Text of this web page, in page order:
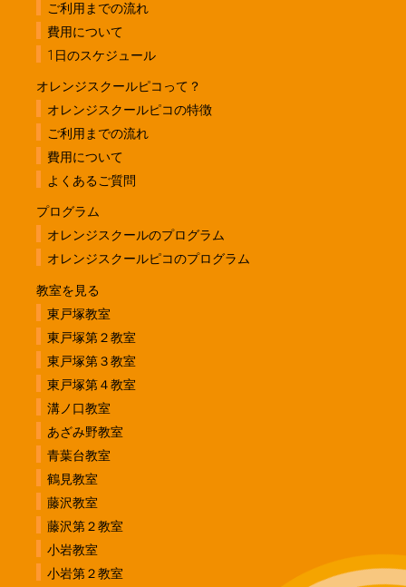
ご利用までの流れ
費用について
1日のスケジュール
オレンジスクールピコって？
オレンジスクールピコの特徴
ご利用までの流れ
費用について
よくあるご質問
プログラム
オレンジスクールのプログラム
オレンジスクールピコのプログラム
教室を見る
東戸塚教室
東戸塚第２教室
東戸塚第３教室
東戸塚第４教室
溝ノ口教室
あざみ野教室
青葉台教室
鶴見教室
藤沢教室
藤沢第２教室
小岩教室
小岩第２教室